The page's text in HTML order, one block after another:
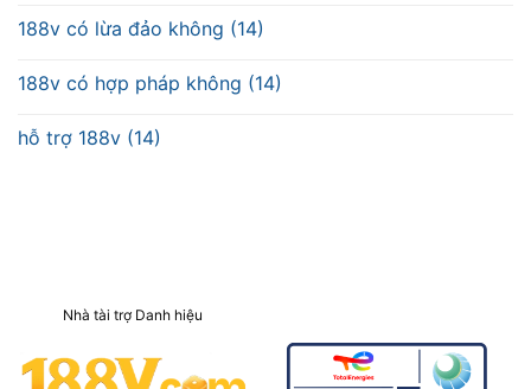
188v có lừa đảo không (14)
188v có hợp pháp không (14)
hỗ trợ 188v (14)
Nhà tài trợ Danh hiệu